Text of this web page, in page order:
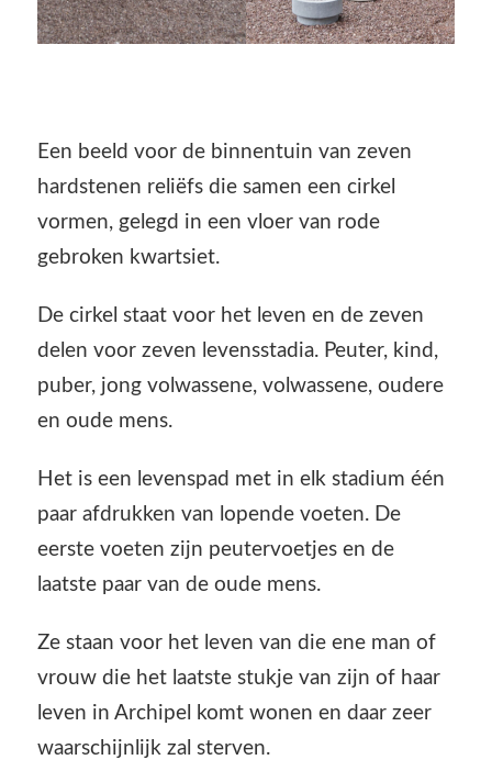
Een beeld voor de binnentuin van zeven
hardstenen reliëfs die samen een cirkel
vormen, gelegd in een vloer van rode
gebroken kwartsiet.
De cirkel staat voor het leven en de zeven
delen voor zeven levensstadia. Peuter, kind,
puber, jong volwassene, volwassene, oudere
en oude mens.
Het is een levenspad met in elk stadium één
paar afdrukken van lopende voeten. De
eerste voeten zijn peutervoetjes en de
laatste paar van de oude mens.
Ze staan voor het leven van die ene man of
vrouw die het laatste stukje van zijn of haar
leven in Archipel komt wonen en daar zeer
waarschijnlijk zal sterven.